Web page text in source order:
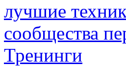
лучшие
сообщества
Тренинги